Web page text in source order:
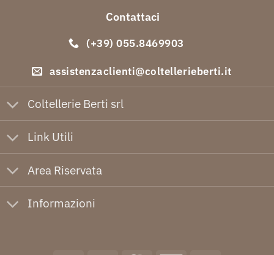
Contattaci
(+39) 055.8469903
assistenzaclienti@coltellerieberti.it
Coltellerie Berti srl
Link Utili
Area Riservata
Informazioni